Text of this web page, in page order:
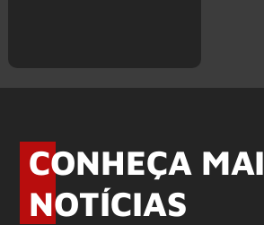
CONHEÇA
NOTÍCIAS